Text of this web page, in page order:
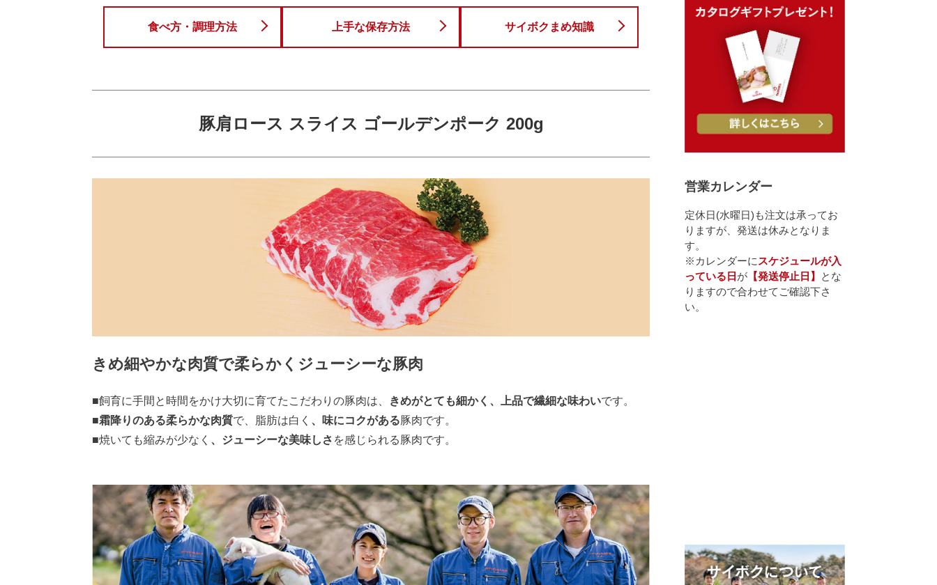
営業カレンダー
定休日(水曜日)も注文は承ってお
りますが、発送は休みとなりま
す。
※カレンダーに スケジュールが入
っている日 が 【発送停止日】
とな
りますので合わせてご確認下さ
い。
食べ方・調理方法 上手な保存方法 サイボクまめ知識
豚肩ロース スライス ゴールデンポーク 200g
きめ細やかな肉質で柔らかくジューシーな豚肉
■飼育に手間と時間をかけ大切に育てたこだわりの豚肉は、 きめがとても細かく、上品で繊細な味わいです。
■霜降りのある柔らかな肉質で、脂肪は白く 、味にコクがある豚肉です。
■焼いても縮みが少なく 、ジューシーな美味しさ を感じられる豚肉です。